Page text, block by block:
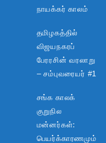
நாயக்கர் காலம்
தமிழகத்தில்
விஜயநகரப்
பேரரசின் வரலாறு
– சம்புவரையர் #1
சங்க காலக்
குறுநில
மன்னர்கள்:
பெயர்க்காரணமும்